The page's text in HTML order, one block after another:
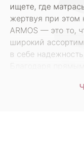
ищете, где
жертвуя при этом
ARMOS — это то,
широкий
в себе
по всей России,